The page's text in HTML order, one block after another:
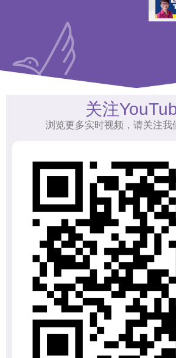
关注
浏览更多实时视频，请关注我